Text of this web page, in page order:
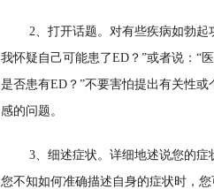
2、打开话题。对有些疾病如勃起
我怀疑自己可能患了ED？”或者说：“
是否患有ED？”不要害怕提出有关性
感的问题。
3、细述症状。详细地述说您的
您不知如何准确描述自身的症状时，